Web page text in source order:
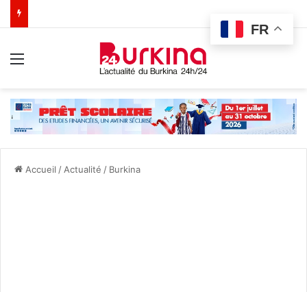
Accueil / Actualité / Burkina
FR